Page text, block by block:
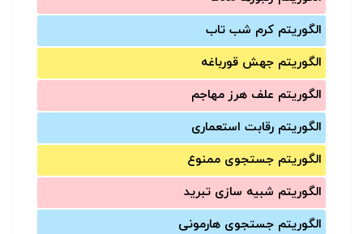
الگوریتم کرم شب تاب
الگوریتم جهش قورباغه
الگوریتم علف هرز مهاجم
الگوریتم رقابت استعماری
الگوریتم جستجوی ممنوع
الگوریتم شبیه سازی تبرید
الگوریتم جستجوی هارمونی